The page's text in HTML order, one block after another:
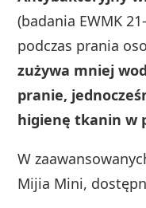
(badania EWMK
podczas prania
zużywa mniej
pranie,
higienę tkanin w
W
Mijia Mini,